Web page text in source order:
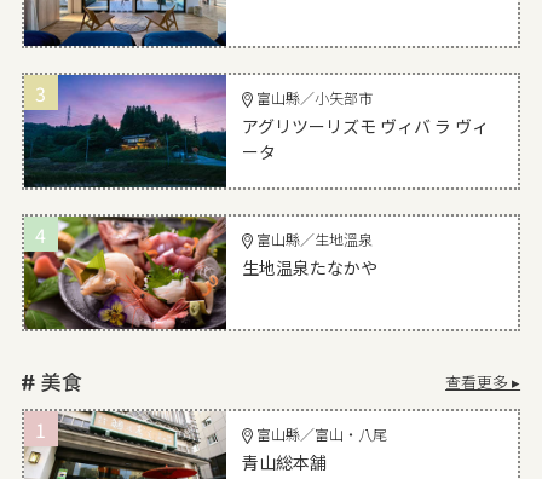
3 富山縣／小矢部市
アグリツーリズモ ヴィバ ラ ヴィ
ータ
4 富山縣／生地溫泉
生地温泉たなかや
查看更多 ▸
1 富山縣／富山・八尾
青山総本舗